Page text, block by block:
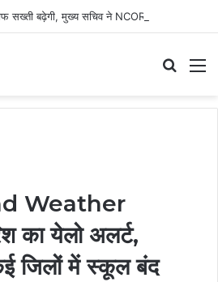
Weather
का येलो अलर्ट,
जिलों में स्कूल बंद